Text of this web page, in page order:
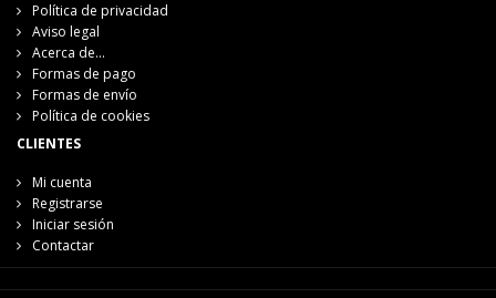
Política de privacidad
Aviso legal
Acerca de...
Formas de pago
Formas de envío
Política de cookies
CLIENTES
Mi cuenta
Registrarse
Iniciar sesión
Contactar